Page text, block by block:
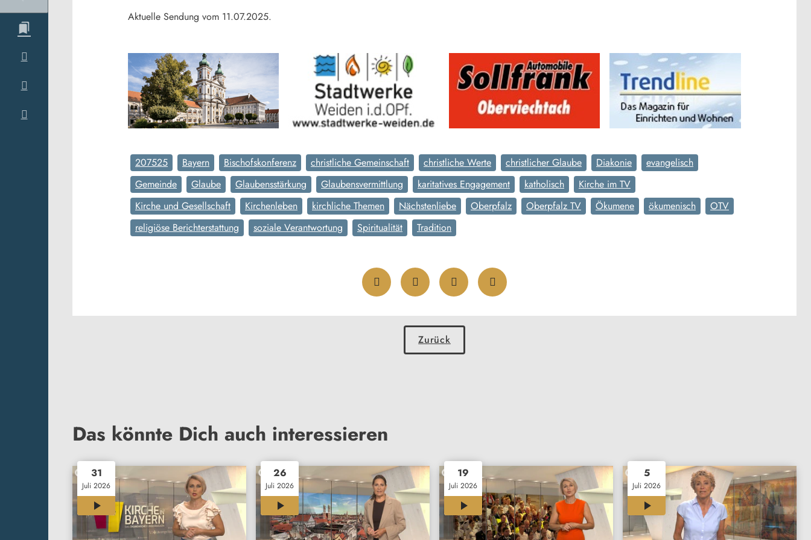
Aktuelle Sendung vom 11.07.2025.
207525 Bayern Bischofskonferenz christliche Gemeinschaft christliche Werte christlicher Glaube Diakonie
evangelisch
Gemeinde
Glaube Glaubensstärkung Glaubensvermittlung karitatives Engagement katholisch
Kirche im TV
Kirche und Gesellschaft
Kirchenleben kirchliche Themen Nächstenliebe Oberpfalz Oberpfalz TV Ökumene ökumenisch
OTV
religiöse Berichterstattung
soziale Verantwortung Spiritualität Tradition
Zurück
Das könnte Dich auch interessieren
31
Juli 2026
27:30
26
Juli 2026
28:30
19
Juli 2026
27:06
5
Juli 2026
26:54